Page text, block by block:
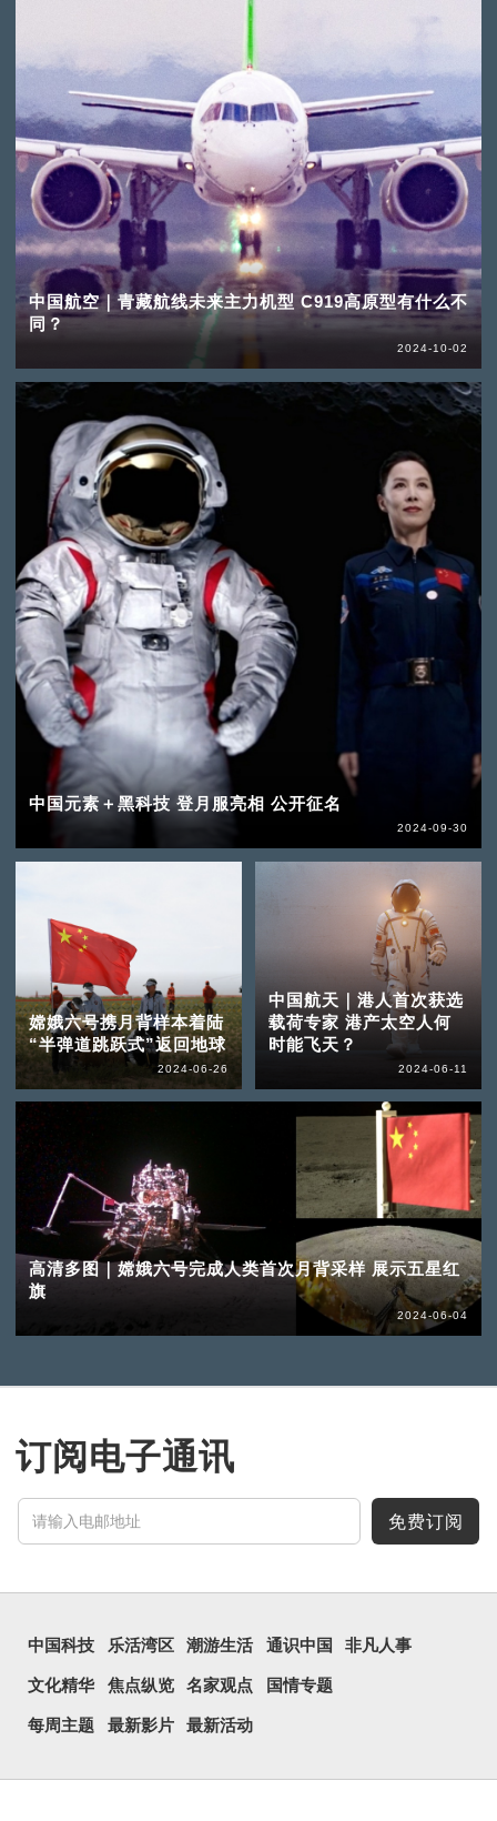
中国航空｜青藏航线未来主力机型 C919高原型有什么不
同？
2024-10-02
中国元素＋黑科技 登月服亮相 公开征名
2024-09-30
嫦娥六号携月背样本着陆
“半弹道跳跃式”返回地球
2024-06-26
中国航天｜港人首次获选
载荷专家 港产太空人何
时能飞天？
2024-06-11
高清多图｜嫦娥六号完成人类首次月背采样 展示五星红
旗
2024-06-04
订阅电子通讯
免费订阅
中国科技 乐活湾区 潮游生活 通识中国 非凡人事
文化精华 焦点纵览 名家观点 国情专题
每周主题 最新影片 最新活动